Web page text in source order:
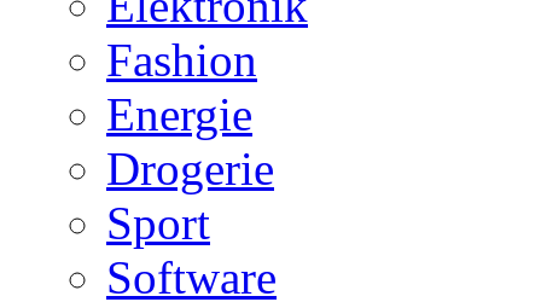
Fashion
Energie
Drogerie
Sport
Software